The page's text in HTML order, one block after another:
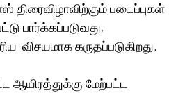
படைப்புகள்
பார்க்கப்படுவது,
விசயமாக கருதப்படுகிறது.
ஆயிரத்துக்கு மேற்பட்ட